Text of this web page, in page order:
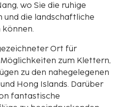
wo Sie die ruhige
und die landschaftliche
Ort für
zum Klettern,
zu den nahegelegenen
Hong Islands. Darüber
fantastische